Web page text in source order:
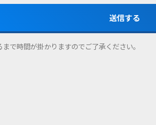
で時間が掛かりますのでご了承ください。